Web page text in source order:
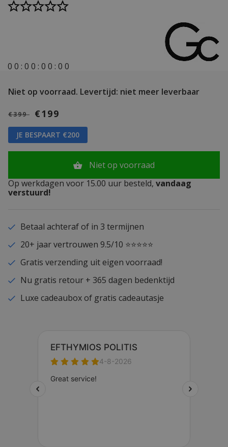
0 0 : 0 0 : 0 0 : 0 0
Niet op voorraad. Levertijd: niet meer leverbaar
€399 €199
JE BESPAART €200
Niet op voorraad
Op werkdagen voor 15.00 uur besteld, vandaag
verstuurd!
Betaal achteraf of in 3 termijnen
20+ jaar vertrouwen 9.5/10 ⭐⭐⭐⭐⭐
Gratis verzending uit eigen voorraad!
Nu gratis retour + 365 dagen bedenktijd
Luxe cadeaubox of gratis cadeautasje